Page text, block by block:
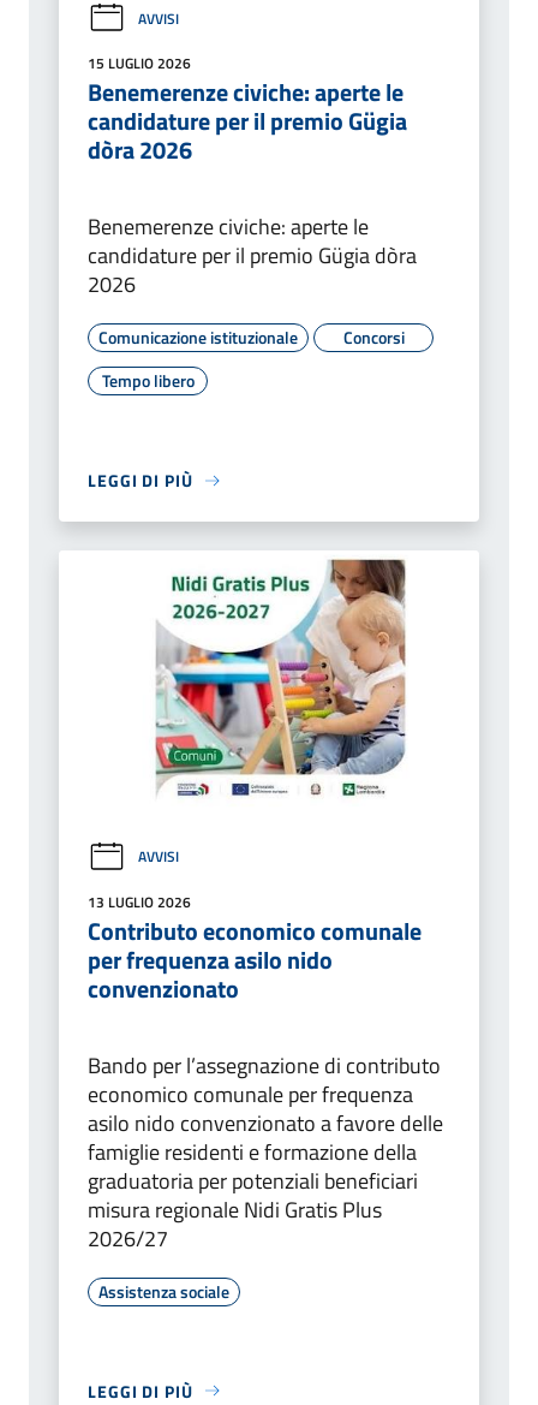
AVVISI
15 LUGLIO 2026
Benemerenze civiche: aperte le
candidature per il premio Gügia
dòra 2026
Benemerenze civiche: aperte le
candidature per il premio Gügia dòra
2026
Comunicazione istituzionale
Concorsi
Tempo libero
LEGGI DI PIÙ
AVVISI
13 LUGLIO 2026
Contributo economico comunale
per frequenza asilo nido
convenzionato
Bando per l’assegnazione di contributo
economico comunale per frequenza
asilo nido convenzionato a favore delle
famiglie residenti e formazione della
graduatoria per potenziali beneficiari
misura regionale Nidi Gratis Plus
2026/27
Assistenza sociale
LEGGI DI PIÙ